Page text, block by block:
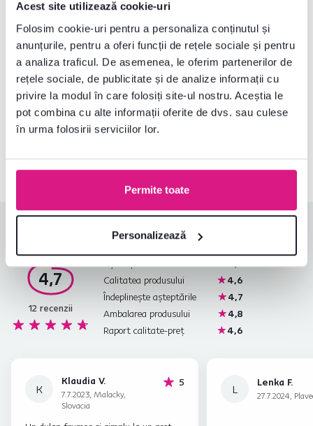
Acest site utilizează cookie-uri
Folosim cookie-uri pentru a personaliza conținutul și
anunțurile, pentru a oferi funcții de rețele sociale și pentru
a analiza traficul. De asemenea, le oferim partenerilor de
rețele sociale, de publicitate și de analize informații cu
privire la modul în care folosiți site-ul nostru. Aceștia le
pot combina cu alte informații oferite de dvs. sau culese
în urma folosirii serviciilor lor.
Permite toate
Personalizează
Instrucțiuni de asamblare
Nu ați găsit informațiile dorite?
Contactați-ne și vă vom ajuta cu plăcere
Evaluări produs
4,7
12 recenzii
Ușurința asamblării
4,8
Calitatea produsului
4,6
Îndeplinește așteptările
4,7
Ambalarea produsului
4,8
Raport calitate-preț
4,6
K
Klaudia V.
7.7.2023, Malacky,
Slovacia
5stele
L Lenka F.
27.7.2024,